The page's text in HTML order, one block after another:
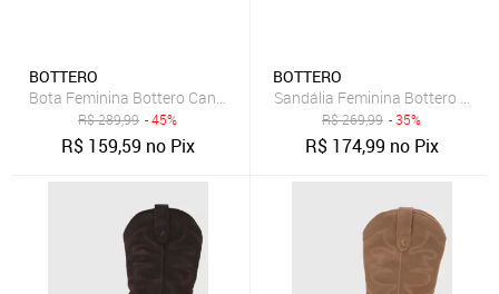
BOTTERO
Bota Feminina Bottero Cano Curto Salto Quadrado Preta
R$289,99 - 45%
R$ 159,59 no Pix
BOTTERO
Sandália Feminina Bottero
R$269,99 - 35%
R$ 174,99 no Pix